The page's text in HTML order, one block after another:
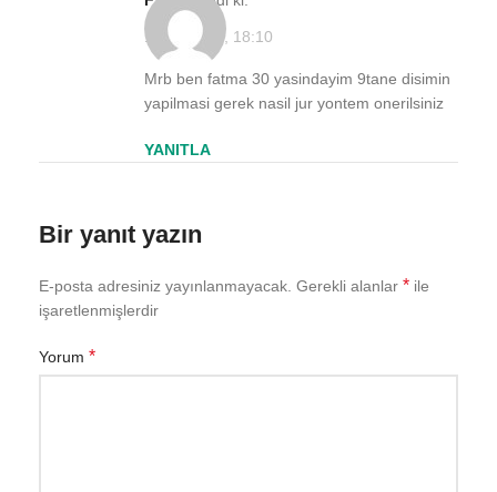
17/05/2022, 18:10
Mrb ben fatma 30 yasindayim 9tane disimin
yapilmasi gerek nasil jur yontem onerilsiniz
YANITLA
Bir yanıt yazın
E-posta adresiniz yayınlanmayacak. Gerekli alanlar * ile
işaretlenmişlerdir
Yorum *